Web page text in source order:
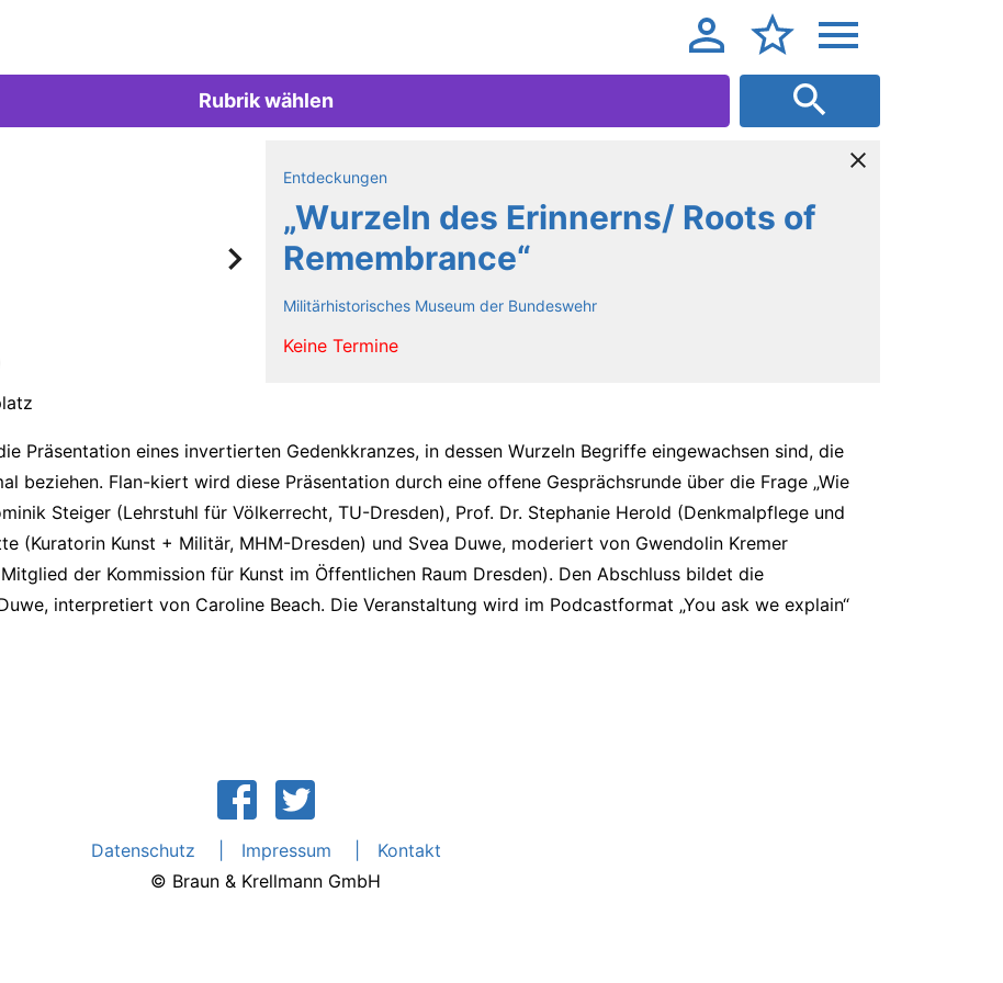
Rubrik wählen
Entdeckungen
„Wurzeln des Erinnerns/ Roots of
Remembrance“
Militärhistorisches Museum der Bundeswehr
Keine Termine
Präsentation eines invertierten Gedenkkranzes, in dessen Wurzeln Begriffe eingewachsen sind, die
beziehen. Flan-kiert wird diese Präsentation durch eine offene Gesprächsrunde über die Frage „Wie
Steiger (Lehrstuhl für Völkerrecht, TU-Dresden), Prof. Dr. Stephanie Herold (Denkmalpflege und
(Kuratorin Kunst + Militär, MHM-Dresden) und Svea Duwe, moderiert von Gwendolin Kremer
der Kommission für Kunst im Öffentlichen Raum Dresden). Den Abschluss bildet die
interpretiert von Caroline Beach. Die Veranstaltung wird im Podcastformat „You ask we explain“
Datenschutz Impressum
Kontakt
© Braun & Krellmann GmbH